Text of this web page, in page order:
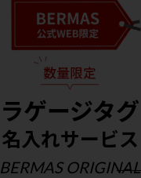
ラゲージタグ
名入れサービス
BERMAS ORIGINAL